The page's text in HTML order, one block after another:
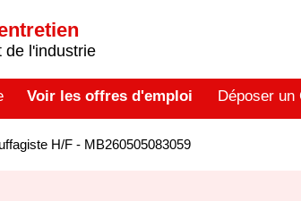
de l'industrie
Voir les offres d'emploi Déposer un
H/F - MB260505083059